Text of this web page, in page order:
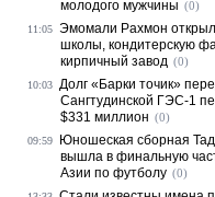
молодого мужчины (0)
11:05 Эмомали Рахмон открыл
школы, кондитерскую
кирпичный завод (0)
10:03 Долг «Барки точик»
Сангтудинской ГЭС-1
$331 миллион (0)
09:59
Юношеская сборная
вышла в финальную
Азии по футболу (0)